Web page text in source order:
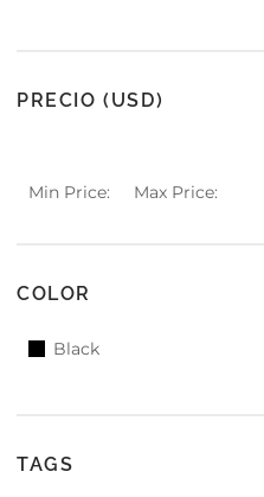
PRECIO (USD)
Min Price: Max Price:
COLOR
Black
TAGS